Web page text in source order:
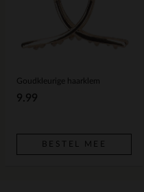
Goudkleurige haarklem
9.99
BESTEL MEE